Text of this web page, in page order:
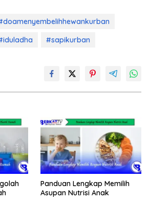
#sapikurban
Panduan Lengkap Memilih
Asupan Nutrisi Anak